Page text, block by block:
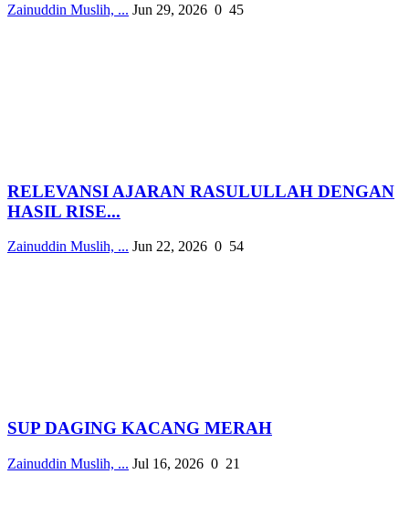
Zainuddin Muslih, ... Jun 29, 2026 0 45
RELEVANSI AJARAN RASULULLAH DENGAN
HASIL RISE...
Zainuddin Muslih, ... Jun 22, 2026 0 54
SUP DAGING KACANG MERAH
Zainuddin Muslih, ... Jul 16, 2026 0 21